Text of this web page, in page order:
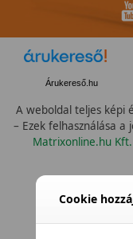
Árukereső.hu
A weboldal teljes képi
– Ezek felhasználása
Matrixonline.hu
Cookie